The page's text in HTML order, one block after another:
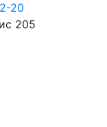
20
205